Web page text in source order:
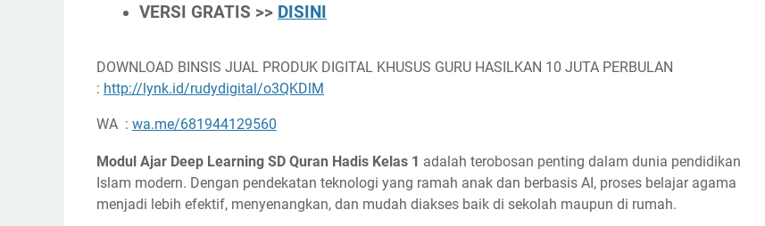
VERSI GRATIS >> DISINI
DOWNLOAD BINSIS JUAL PRODUK DIGITAL KHUSUS GURU HASILKAN 10 JUTA PERBULAN
: http://lynk.id/rudydigital/o3QKDlM
WA : wa.me/681944129560
Modul Ajar Deep Learning SD Quran Hadis Kelas 1 adalah terobosan penting dalam dunia pendidikan
Islam modern. Dengan pendekatan teknologi yang ramah anak dan berbasis AI, proses belajar agama
menjadi lebih efektif, menyenangkan, dan mudah diakses baik di sekolah maupun di rumah.